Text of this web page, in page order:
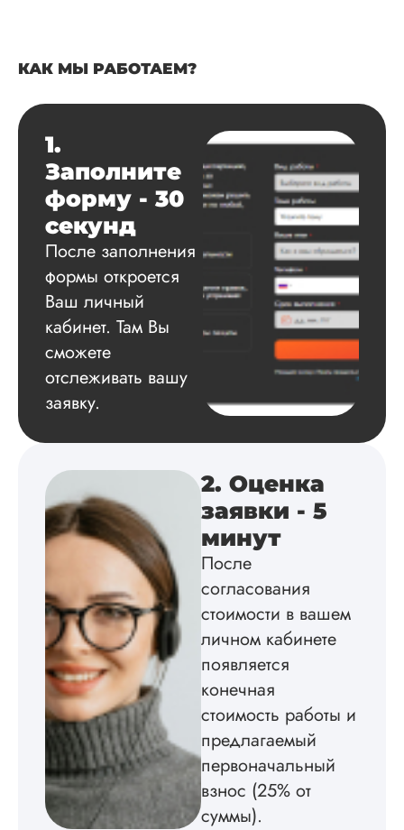
Вид работы:
Диссертация
Дата:2025-03-15
Автору огромное
спасибо за
сам подобрал
литературу,
оформил и провел
подробное
экспериментов,
которые сам же и
провел. Спасибо
содействие, буду и
дальше заказывать
работы здесь.
Вика
Вид работы:
Дата:
оформление.
самостоятельно
подобрал
обосновал
методологию
КАК МЫ РАБОТАЕМ?
1.
Заполните
форму - 30
секунд
После заполнения
формы откроется
Ваш личный
кабинет. Там Вы
сможете
отслеживать вашу
заявку.
2. Оценка
заявки - 5
минут
После
согласования
стоимости в вашем
личном кабинете
появляется
конечная
стоимость работы и
предлагаемый
первоначальный
взнос (25% от
суммы).